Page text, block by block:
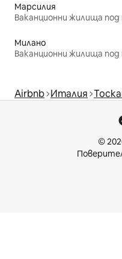
Марсилия
Милано
Airbnb Италия
©